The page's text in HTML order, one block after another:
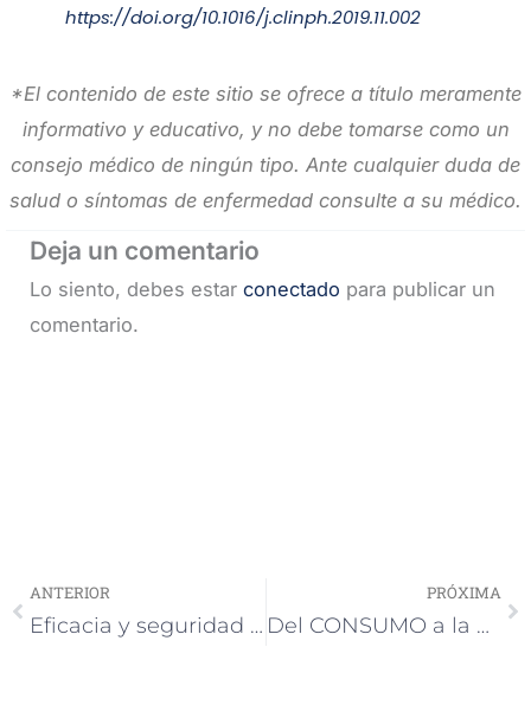
https://doi.org/10.1016/j.clinph.2019.11.002
*El contenido de este sitio se ofrece a título meramente
informativo y educativo, y no debe tomarse como un
consejo médico de ningún tipo. Ante cualquier duda de
salud o síntomas de enfermedad consulte a su médico.
Deja un comentario
Lo siento, debes estar conectado para publicar un
comentario.
ANTERIOR
Eficacia y seguridad del sistema de terapia magnética de pulsos en el trastorno de insomnio: un ensayo multicéntrico, aleatorizado, doble ciego y controlado con placebo
PRÓXIMA
Del CONSUMO a la RECUPERACIÓN: El Poder de la NEUROMODULACIÓN